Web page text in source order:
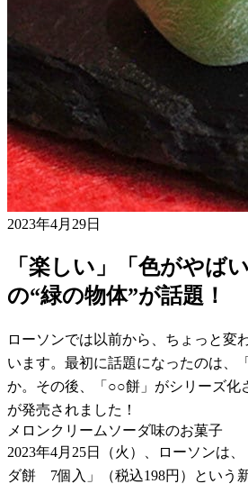
2023年4月29日
「楽しい」「色がやば
の“緑の物体”が話題！
ローソンでは以前から、ちょっと変
います。最初に話題になったのは、
か。その後、「○○餅」がシリーズ化
が発売されました！
メロンクリームソーダ味のお菓子
2023年4月25日（火）、ローソンは
ダ餅 7個入」（税込198円）という